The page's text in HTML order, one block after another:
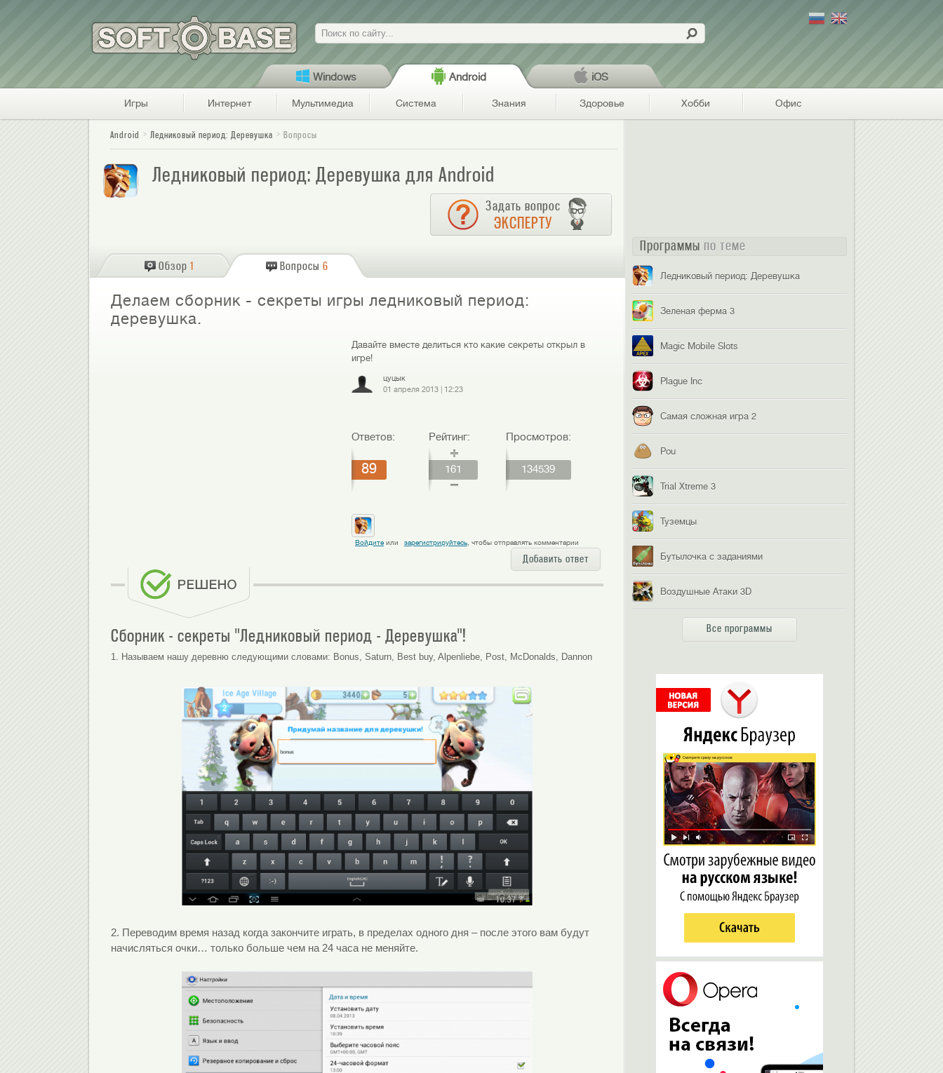
Поиск
Windows Android iOS
Игры Интернет Мультимедиа Система Знания Здоровье Хобби Офис
Android Ледниковый период: Деревушка Вопросы
Ледниковый период: Деревушка для Android
Задать вопрос
ЭКСПЕРТУ
Обзор 1 Вопросы 6
Делаем сборник - секреты игры ледниковый период:
деревушка.
Давайте вместе делиться кто какие секреты открыл в
игре!
цуцык
01 апреля 2013| 12:23
Ответов:
89
Рейтинг:
161
Просмотров:
134539
Войдитеили зарегистрируйтесь, чтобы отправлять комментарии
Добавить ответ
Сборник - секреты "Ледниковый период - Деревушка"!
1. Называем нашу деревню следующими словами: Bonus, Saturn, Best buy, Alpenliebe, Post, McDonalds, Dannon
2. Переводим время назад когда закончите играть, в пределах одного дня – после этого вам будут
начисляться очки… только больше чем на 24 часа не меняйте.
Программы по теме
Ледниковый период: Деревушка
Зеленая ферма 3
Magic Mobile Slots
Plague Inc
Самая сложная игра 2
Pou
Trial Xtreme 3
Туземцы
Бутылочка с заданиями
Воздушные Атаки 3D
Все программы